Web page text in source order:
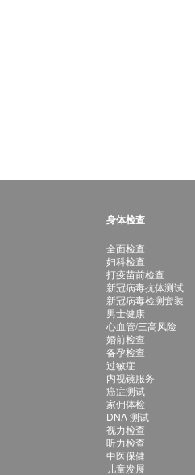
身体检查
全面检查
妇科检查
打疫苗前检查
新冠病毒抗体测试
新冠病毒检测套装
男士健康
心血管/三高风险
婚前检查
备孕检查
过敏症
内视镜服务
癌症测试
家佣体检
DNA 测试
视力检查
听力检查
中医保健
儿童发展